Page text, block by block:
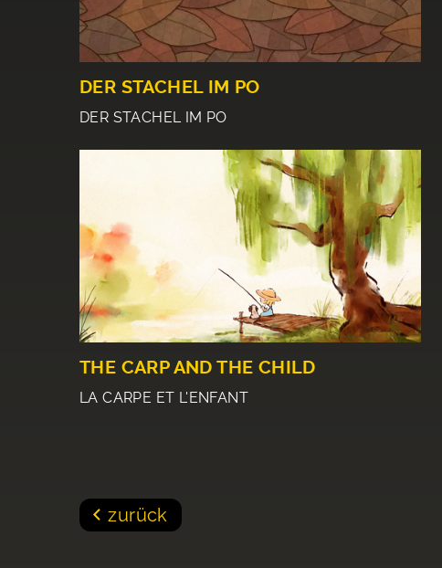
DER STACHEL IM PO
DER STACHEL IM PO
THE CARP AND THE CHILD
LA CARPE ET L'ENFANT
zurück